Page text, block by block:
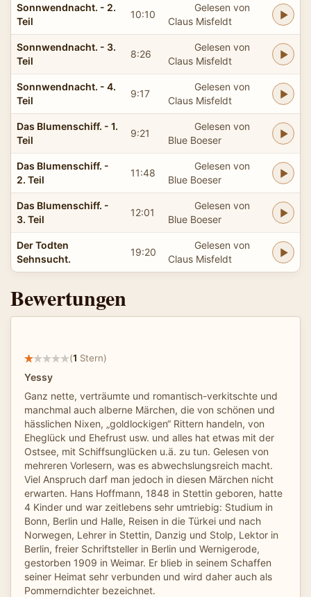
Sonnwendnacht. - 2.
Teil
10:10
Gelesen von
Claus Misfeldt
Sonnwendnacht. - 3.
Teil
8:26
Gelesen von
Claus Misfeldt
Sonnwendnacht. - 4.
Teil
9:17
Gelesen von
Claus Misfeldt
Das Blumenschiff. - 1.
Teil
9:21
Gelesen von
Blue Boeser
Das Blumenschiff. -
2. Teil
11:48
Gelesen von
Blue Boeser
Das Blumenschiff. -
3. Teil
12:01
Gelesen von
Blue Boeser
Der Todten
Sehnsucht.
19:20
Gelesen von
Claus Misfeldt
Bewertungen
(1 Stern)
Yessy
Ganz nette, verträumte und romantisch-verkitschte und
manchmal auch alberne Märchen, die von schönen und
hässlichen Nixen, „goldlockigen“ Rittern handeln, von
Eheglück und Ehefrust usw. und alles hat etwas mit der
Ostsee, mit Schiffsunglücken u.ä. zu tun. Gelesen von
mehreren Vorlesern, was es abwechslungsreich macht.
Viel Anspruch darf man jedoch in diesen Märchen nicht
erwarten. Hans Hoffmann, 1848 in Stettin geboren, hatte
4 Kinder und war zeitlebens sehr umtriebig: Studium in
Bonn, Berlin und Halle, Reisen in die Türkei und nach
Norwegen, Lehrer in Stettin, Danzig und Stolp, Lektor in
Berlin, freier Schriftsteller in Berlin und Wernigerode,
gestorben 1909 in Weimar. Er blieb in seinem Schaffen
seiner Heimat sehr verbunden und wird daher auch als
Pommerndichter bezeichnet.